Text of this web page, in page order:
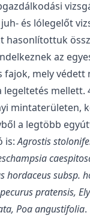
és lólegelőt
hasonlítottuk
az
fajok, mely védett
mellett.
mintaterületen,
a legtöbb
is:Agrostis
hordaceus subsp.
pratensis,
Poa angustifolia.